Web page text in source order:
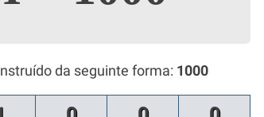
da seguinte forma: 1000